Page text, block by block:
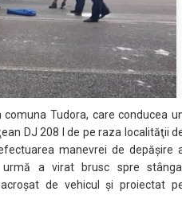
Tudora, care conducea
DJ 208 I de pe raza localităţii
manevrei de depăşire
a virat brusc spre
de vehicul şi proiectat